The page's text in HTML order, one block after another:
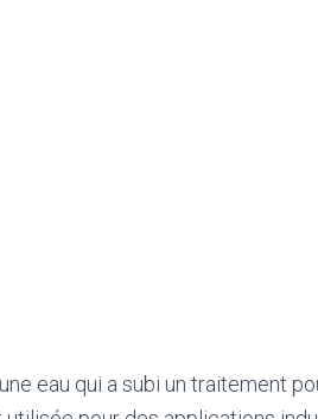
eau qui a subi un traitement